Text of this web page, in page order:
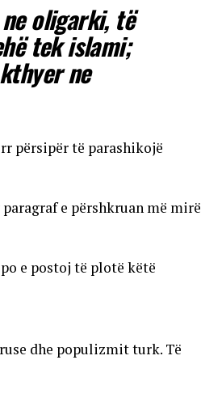
oligarki, të
tek islami;
ne
përsipër të parashikojë
e përshkruan më mirë
e postoj të plotë këtë
dhe populizmit turk. Të